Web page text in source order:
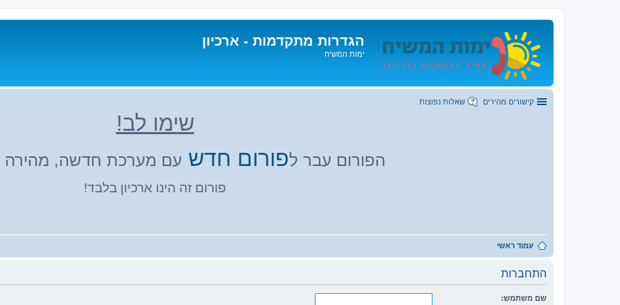
הגדרות מתקדמות - ארכיון
ימות המשיח
קישורים מהירים שאלות נפוצות
שימו לב!
הפורום עבר לפורום חדש עם מערכת חדשה, מהירה
פורום זה הינו ארכיון בלבד!
עמוד ראשי
התחברות
שם משתמש: